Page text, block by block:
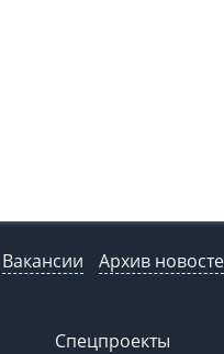
Вакансии Архив
Спецпроекты